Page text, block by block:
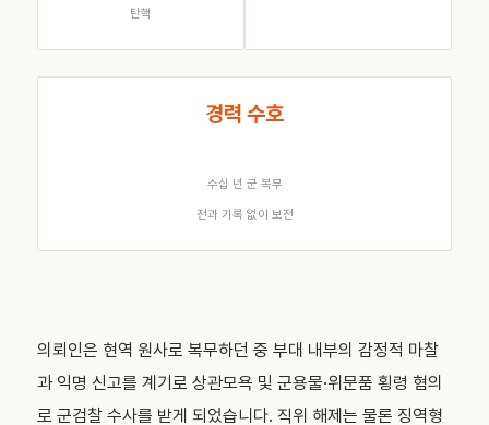
탄핵
경력 수호
수십 년 군 복무
전과 기록 없이 보전
의뢰인은 현역 원사로 복무하던 중 부대 내부의 감정적 마찰
과 익명 신고를 계기로 상관모욕 및 군용물·위문품 횡령 혐의
로 군검찰 수사를 받게 되었습니다. 직위 해제는 물론 징역형